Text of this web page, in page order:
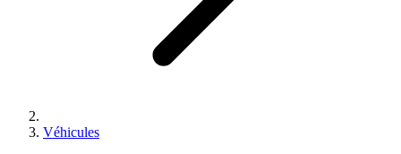
Véhicules